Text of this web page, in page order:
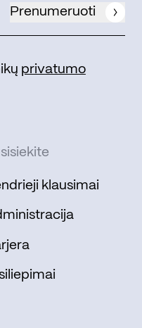
Prenumeruoti
privatumo
klausimai